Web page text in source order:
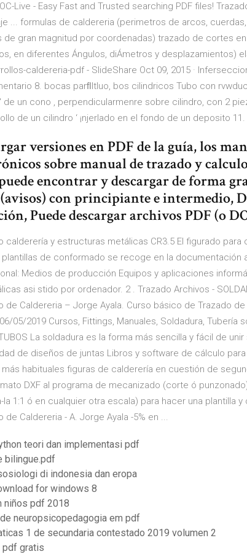
Live - Easy Fast and Trusted searching PDF files!
... formulas de caldereria (perimetros de arcos,
de gran magnitud por coordenadas) trazado de cortes
en diferentes Ángulos, diÁmetros y desplazamientos)
caldereria-pdf - SlideShare Oct 09, 2015 ·
8. bocas parﬂltluo, bos cilindricos Tubo con
un cono , perpendicularmenre sobre cilindro, con 2
de un cilindro ‘ ¡njerlado en el fondo de un deposito 11.
versiones en PDF de la guía, los
sobre manual de trazado y
encontrar y descargar de forma
con principiante e intermedio,
Puede descargar archivos PDF (o
calderería y estructuras metálicas CR3.5 El figurado
de conformado se recoge en la documentación
Medios de producción Equipos y aplicaciones
asi stido por ordenador. 2 . Trazado Archivos -
de Caldereria – Jorge Ayala. Curso básico de Trazado de
05/2019 Cursos, Fittings, Manuales, Soldadura, Tubería
TUBOS La soldadura es la forma más sencilla y fácil de
de diseños de juntas Libros y software de cálculo
habituales figuras de calderería en cuestión de
DXF al programa de mecanizado (corte ó
1:1 ó en cualquier otra escala) para hacer una plantilla
de Caldereria - A. Jorge Ayala -5% en ...
teori dan implementasi pdf
bilingue.pdf
di indonesia dan eropa
for windows 8
niños pdf 2018
neuropsicopedagogia em pdf
1 de secundaria contestado 2019 volumen 2
pdf gratis